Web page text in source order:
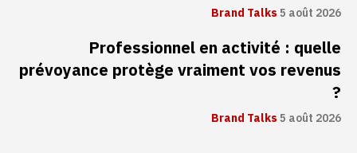
Brand Talks5 août 2026
Professionnel en activité : quelle
prévoyance protège vraiment vos revenus
?
Brand Talks5 août 2026